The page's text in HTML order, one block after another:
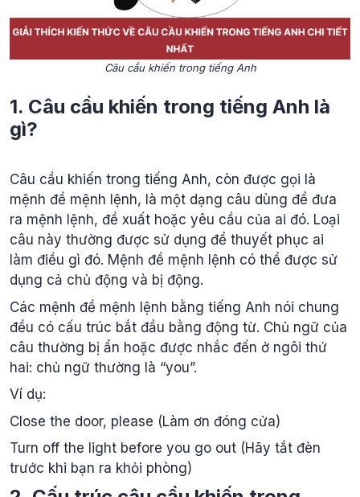
Câu cầu khiến trong tiếng Anh
1. Câu cầu khiến trong tiếng Anh là
gì?
Câu cầu khiến trong tiếng Anh, còn được gọi là
mệnh đề mệnh lệnh, là một dạng câu dùng để đưa
ra mệnh lệnh, đề xuất hoặc yêu cầu của ai đó. Loại
câu này thường được sử dụng để thuyết phục ai
làm điều gì đó. Mệnh đề mệnh lệnh có thể được sử
dụng cả chủ động và bị động.
Các mệnh đề mệnh lệnh bằng tiếng Anh nói chung
đều có cấu trúc bắt đầu bằng động từ. Chủ ngữ của
câu thường bị ẩn hoặc được nhắc đến ở ngôi thứ
hai: chủ ngữ thường là “you”.
Ví dụ:
Close the door, please (Làm ơn đóng cửa)
Turn off the light before you go out (Hãy tắt đèn
trước khi bạn ra khỏi phòng)